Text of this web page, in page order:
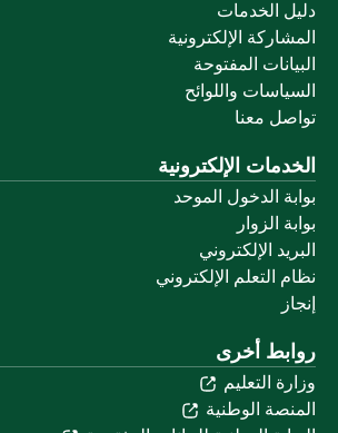
دليل الخدمات
المشاركة الإلكترونية
البيانات المفتوحة
السياسات واللوائح
تواصل معنا
الخدمات الإلكترونية
بوابة الدخول الموحد
بوابة الزوار
البريد الإلكتروني
نظام التعلم الإلكتروني
إنجاز
روابط أخرى
وزارة التعليم
المنصة الوطنية